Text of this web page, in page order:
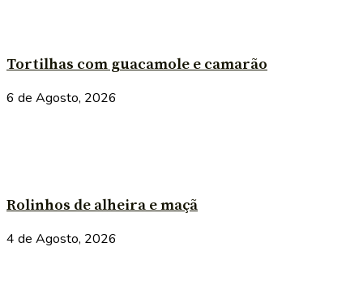
Tortilhas com guacamole e camarão
6 de Agosto, 2026
Rolinhos de alheira e maçã
4 de Agosto, 2026